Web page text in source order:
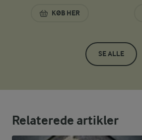
KØB HER
IKON HAVARTI 55+ 200G
SE ALLE
Relaterede artikler